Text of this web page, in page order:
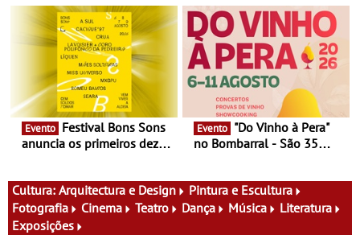
Documentário, ensaio
fílmico e práticas artísticas
percursos, oficinas,
atividades para toda a
família e muito mais
Evento
anuncia os primeiros dez
Evento
no Bombarral - São 35
experiências
Cultura: Arquitectura e Design
Pintura e Escultura
Fotografia
Cinema Teatro Dança Música
Literatura
Exposições